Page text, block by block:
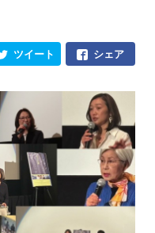
シェア
ツイート